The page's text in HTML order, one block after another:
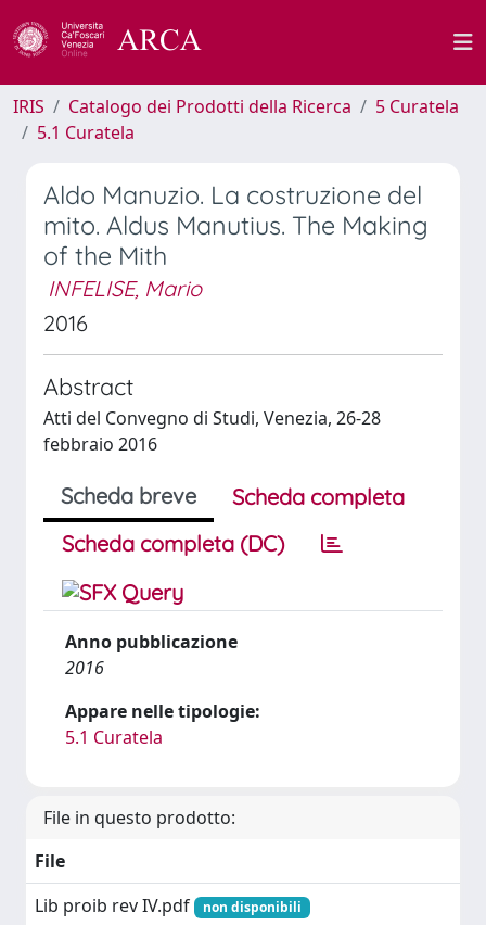
IRIS Catalogo dei Prodotti della Ricerca
5 Curatela
5.1 Curatela
Aldo Manuzio. La costruzione del
mito. Aldus Manutius. The Making
of the Mith
INFELISE, Mario
2016
Abstract
Atti del Convegno di Studi, Venezia, 26-28
febbraio 2016
Scheda breve
Scheda completa
Scheda completa (DC)
Anno pubblicazione
2016
Appare nelle tipologie:
5.1 Curatela
File in questo prodotto:
File
Lib proib rev IV.pdf
non disponibili